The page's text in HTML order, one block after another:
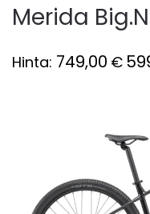
Merida
Hinta: 749,00 €